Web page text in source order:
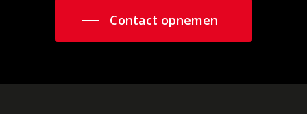
Contact opnemen